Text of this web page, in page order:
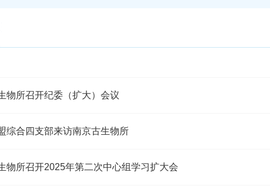
物所召开纪委（扩大）会议
综合四支部来访南京古生物所
物所召开2025年第二次中心组学习扩大会